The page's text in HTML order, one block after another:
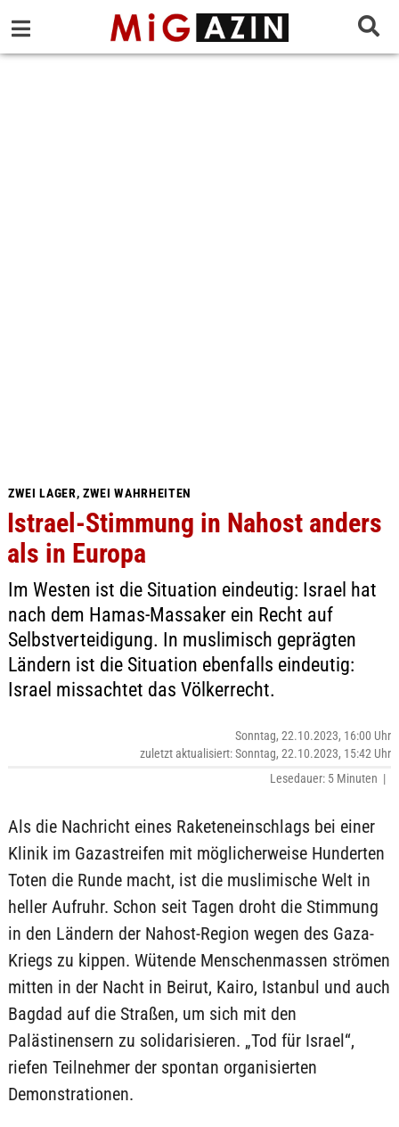
ZWEI LAGER, ZWEI WAHRHEITEN
Istrael-Stimmung in Nahost anders
als in Europa
Im Westen ist die Situation eindeutig: Israel hat
nach dem Hamas-Massaker ein Recht auf
Selbstverteidigung. In muslimisch geprägten
Ländern ist die Situation ebenfalls eindeutig:
Israel missachtet das Völkerrecht.
Sonntag, 22.10.2023, 16:00 Uhr
zuletzt aktualisiert: Sonntag, 22.10.2023, 15:42 Uhr
Lesedauer: 5 Minuten |
Als die Nachricht eines Raketeneinschlags bei einer
Klinik im Gazastreifen mit möglicherweise Hunderten
Toten die Runde macht, ist die muslimische Welt in
heller Aufruhr. Schon seit Tagen droht die Stimmung
in den Ländern der Nahost-Region wegen des Gaza-
Kriegs zu kippen. Wütende Menschenmassen strömen
mitten in der Nacht in Beirut, Kairo, Istanbul und auch
Bagdad auf die Straßen, um sich mit den
Palästinensern zu solidarisieren. „Tod für Israel“,
riefen Teilnehmer der spontan organisierten
Demonstrationen.